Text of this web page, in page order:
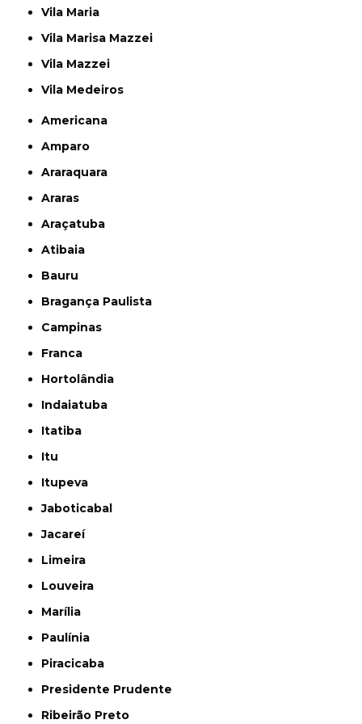
Vila Maria
Vila Marisa Mazzei
Vila Mazzei
Vila Medeiros
Americana
Amparo
Araraquara
Araras
Araçatuba
Atibaia
Bauru
Bragança Paulista
Campinas
Franca
Hortolândia
Indaiatuba
Itatiba
Itu
Itupeva
Jaboticabal
Jacareí
Limeira
Louveira
Marília
Paulínia
Piracicaba
Presidente Prudente
Ribeirão Preto